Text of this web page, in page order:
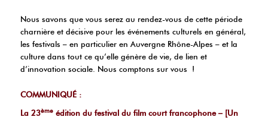
Nous savons que vous serez au rendez-vous de cette période
charnière et décisive pour les événements culturels en général,
les festivals – en particulier en Auvergne Rhône-Alpes – et la
culture dans tout ce qu’elle génère de vie, de lien et
d’innovation sociale. Nous comptons sur vous !
COMMUNIQUÉ :
La 23ème édition du festival du film court francophone – [Un